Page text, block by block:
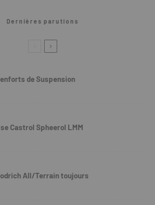
Dernières parutions
de Suspension
Castrol Spheerol LMM
All/Terrain toujours